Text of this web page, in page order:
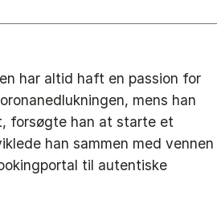
har altid haft en passion for
mens han
forsøgte han at starte et
han sammen med vennen
til autentiske